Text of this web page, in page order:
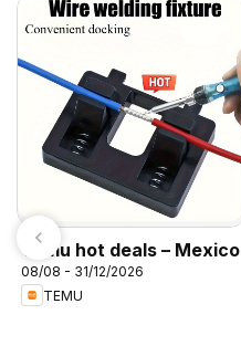
Temu hot deals – Mexico
08/08 - 31/12/2026
TEMU